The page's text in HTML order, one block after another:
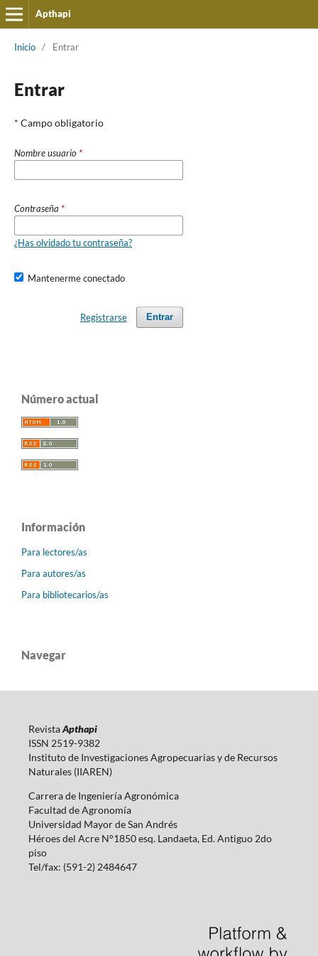
Apthapi
Inicio / Entrar
Entrar
* Campo obligatorio
Nombre usuario *
Contraseña *
¿Has olvidado tu contraseña?
Mantenerme conectado
Entrar
Registrarse
Número actual
Información
Para lectores/as
Para autores/as
Para bibliotecarios/as
Navegar
RevistaApthapi
ISSN 2519-9382
Instituto de Investigaciones Agropecuarias y de Recursos
Naturales (IIAREN)
Carrera de Ingeniería Agronómica
Facultad de Agronomía
Universidad Mayor de San Andrés
Héroes del Acre N°1850 esq. Landaeta, Ed. Antiguo 2do
piso
Tel/fax: (591-2) 2484647